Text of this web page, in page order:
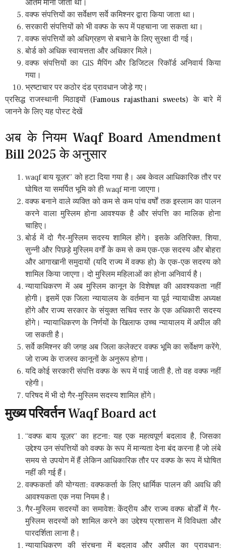
अंतिम माना जाता था।
वक्फ संपत्तियों का सर्वेक्षण सर्वे कमिश्नर द्वारा किया जाता था।
सरकारी संपत्तियों को भी वक्फ के रूप में पहचाना जा सकता था।
वक्फ संपत्तियों को अधिग्रहण से बचाने के लिए सुरक्षा दी गई।
बोर्ड को अधिक स्वायत्तता और अधिकार मिले।
वक्फ संपत्तियों का GIS मैपिंग और डिजिटल रिकॉर्ड अनिवार्य किया
गया।
भ्रष्टाचार पर कठोर दंड प्रावधान जोड़े गए।
प्रसिद्ध राजस्थानी मिठाइयों (Famous rajasthani sweets) के बारे में
जानने के लिए यह पोस्ट देखें
अब के नियम Waqf Board Amendment
Bill 2025 के अनुसार
waqf बाय यूज़र” को हटा दिया गया है। अब केवल आधिकारिक तौर पर
घोषित या समर्पित भूमि को ही waqf माना जाएगा।
वक्फ बनाने वाले व्यक्ति को कम से कम पांच वर्षों तक इस्लाम का पालन
करने वाला मुस्लिम होना आवश्यक है और संपत्ति का मालिक होना
चाहिए।
बोर्ड में दो गैर-मुस्लिम सदस्य शामिल होंगे। इसके अतिरिक्त, शिया,
सुन्नी और पिछड़े मुस्लिम वर्गों के कम से कम एक-एक सदस्य और बोहरा
और आगाखानी समुदायों (यदि राज्य में वक्फ हो) के एक-एक सदस्य को
शामिल किया जाएगा। दो मुस्लिम महिलाओं का होना अनिवार्य है।
न्यायाधिकरण में अब मुस्लिम कानून के विशेषज्ञ की आवश्यकता नहीं
होगी। इसमें एक जिला न्यायालय के वर्तमान या पूर्व न्यायाधीश अध्यक्ष
होंगे और राज्य सरकार के संयुक्त सचिव स्तर के एक अधिकारी सदस्य
होंगे। न्यायाधिकरण के निर्णयों के खिलाफ उच्च न्यायालय में अपील की
जा सकती है।
सर्वे कमिश्नर की जगह अब जिला कलेक्टर वक्फ भूमि का सर्वेक्षण करेंगे,
जो राज्य के राजस्व कानूनों के अनुरूप होगा।
यदि कोई सरकारी संपत्ति वक्फ के रूप में पाई जाती है, तो वह वक्फ नहीं
रहेगी।
परिषद में भी दो गैर-मुस्लिम सदस्य शामिल होंगे।
मुख्य परिवर्तनWaqf Board act
“वक्फ बाय यूज़र” का हटना: यह एक महत्वपूर्ण बदलाव है, जिसका
उद्देश्य उन संपत्तियों को वक्फ के रूप में मान्यता देना बंद करना है जो लंबे
समय से उपयोग में हैं लेकिन आधिकारिक तौर पर वक्फ के रूप में घोषित
नहीं की गई हैं।
वक्फकर्ता की योग्यता: वक्फकर्ता के लिए धार्मिक पालन की अवधि की
आवश्यकता एक नया नियम है।
गैर-मुस्लिम सदस्यों का समावेश: केंद्रीय और राज्य वक्फ बोर्डों में गैर-
मुस्लिम सदस्यों को शामिल करने का उद्देश्य प्रशासन में विविधता और
पारदर्शिता लाना है।
न्यायाधिकरण की संरचना में बदलाव और अपील का प्रावधान: